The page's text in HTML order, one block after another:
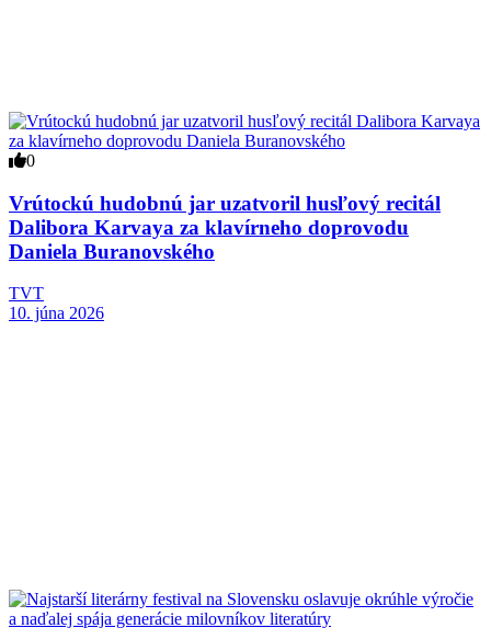
0
Vrútockú hudobnú jar uzatvoril husľový recitál
Dalibora Karvaya za klavírneho doprovodu
Daniela Buranovského
TVT
10. júna 2026